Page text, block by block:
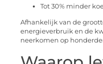
Tot 30% minder
Afhankelijk van de
energieverbruik en de
neerkomen op